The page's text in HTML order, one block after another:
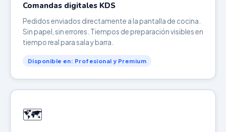
Comandas digitales KDS
Pedidos enviados directamente a la pantalla de cocina.
Sin papel, sin errores. Tiempos de preparación visibles en
tiempo real para sala y barra.
Disponible en: Profesional y Premium
🗺️